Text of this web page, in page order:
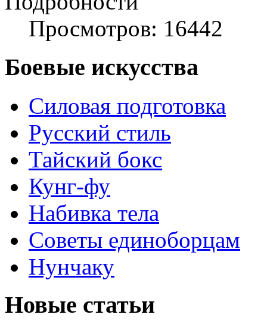
Просмотров: 16442
Боевые искусства
Силовая подготовка
Русский стиль
Тайский бокс
Кунг-фу
Набивка тела
Советы единоборцам
Нунчаку
Новые статьи